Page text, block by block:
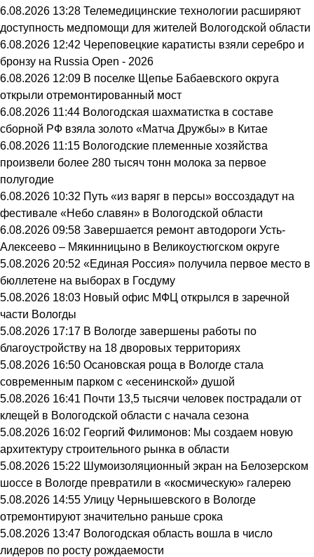
6.08.2026 13:28 Телемедицинские технологии расширяют
доступность медпомощи для жителей Вологодской области
6.08.2026 12:42 Череповецкие каратисты взяли серебро и
бронзу на Russia Open - 2026
6.08.2026 12:09 В поселке Щепье Бабаевского округа
открыли отремонтированный мост
6.08.2026 11:44 Вологодская шахматистка в составе
сборной РФ взяла золото «Матча Дружбы» в Китае
6.08.2026 11:15 Вологодские племенные хозяйства
произвели более 280 тысяч тонн молока за первое
полугодие
6.08.2026 10:32 Путь «из варяг в персы» воссоздадут на
фестивале «Небо славян» в Вологодской области
6.08.2026 09:58 Завершается ремонт автодороги Усть-
Алексеево – Мякинницыно в Великоустюгском округе
5.08.2026 20:52 «Единая Россия» получила первое место в
бюллетене на выборах в Госдуму
5.08.2026 18:03 Новый офис МФЦ открылся в заречной
части Вологды
5.08.2026 17:17 В Вологде завершены работы по
благоустройству на 18 дворовых территориях
5.08.2026 16:50 Осановская роща в Вологде стала
современным парком с «есенинской» душой
5.08.2026 16:41 Почти 13,5 тысячи человек пострадали от
клещей в Вологодской области с начала сезона
5.08.2026 16:02 Георгий Филимонов: Мы создаем новую
архитектуру строительного рынка в области
5.08.2026 15:22 Шумоизоляционный экран на Белозерском
шоссе в Вологде превратили в «космическую» галерею
5.08.2026 14:55 Улицу Чернышевского в Вологде
отремонтируют значительно раньше срока
5.08.2026 13:47 Вологодская область вошла в число
лидеров по росту рождаемости